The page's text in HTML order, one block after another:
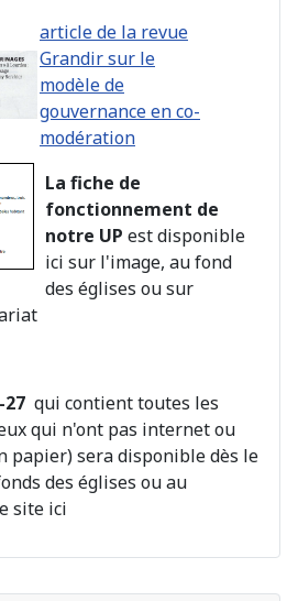
article de la revue
Grandir sur le
modèle de
gouvernance en co-
modération
La fiche de
fonctionnement de
notre UP est disponible
ici sur l'image, au fond
des églises ou sur
qui contient toutes les
qui n'ont pas internet ou
papier) sera disponible dès le
des églises ou au
site ici